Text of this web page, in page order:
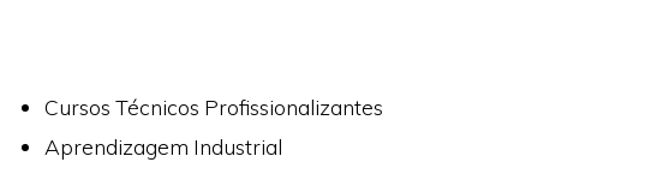
Cursos Técnicos Profissionalizantes
Aprendizagem Industrial